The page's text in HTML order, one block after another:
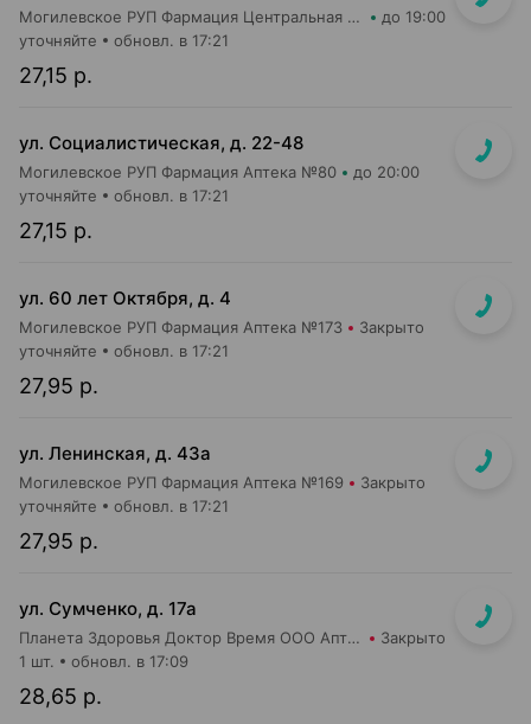
Могилевское РУП Фармация Центральная районная аптека №109 до 19:00
27,15 р.
уточняйте обновл. в 17:21
ул. Социалистическая, д. 22-48
Могилевское РУП Фармация Аптека №80 до 20:00
27,15 р.
уточняйте обновл. в 17:21
ул. 60 лет Октября, д. 4
Могилевское РУП Фармация Аптека №173 Закрыто
27,95 р.
уточняйте обновл. в 17:21
ул. Ленинская, д. 43а
Могилевское РУП Фармация Аптека №169 Закрыто
27,95 р.
уточняйте обновл. в 17:21
ул. Сумченко, д. 17а
Планета Здоровья Доктор Время ООО Аптека №42 Закрыто
28,65 р.
1 шт. обновл. в 17:09